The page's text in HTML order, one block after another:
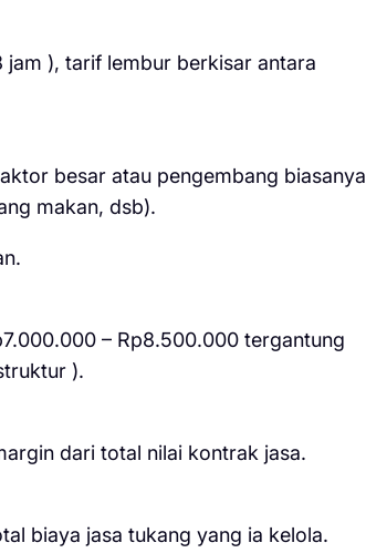
), tarif lembur berkisar antara
besar atau pengembang biasanya
makan, dsb).
– Rp8.500.000 tergantung
).
dari total nilai kontrak jasa.
biaya jasa tukang yang ia kelola.